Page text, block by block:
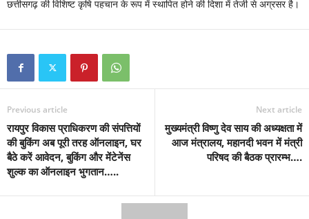
छत्तीसगढ़ की विशिष्ट कृषि पहचान के रूप में स्थापित होने की दिशा में तेजी से अग्रसर है।
Previous article
रायपुर विकास प्राधिकरण की संपत्तियों
की बुकिंग अब पूरी तरह ऑनलाइन, घर
बैठे करें आवेदन, बुकिंग और मेंटेनेंस
शुल्क का ऑनलाइन भुगतान…..
Next article
मुख्यमंत्री विष्णु देव साय की अध्यक्षता में
आज मंत्रालय, महानदी भवन में मंत्री
परिषद की बैठक प्रारम्भ….